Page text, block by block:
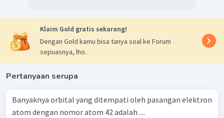
Klaim Gold gratis sekarang!
Dengan Gold kamu bisa tanya soal ke Forum
sepuasnya, lho.
Pertanyaan serupa
Banyaknya orbital yang ditempati oleh pasangan elektron
atom dengan nomor atom 42 adalah ....